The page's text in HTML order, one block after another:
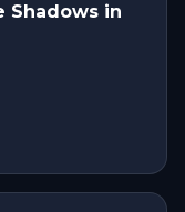
Shadows in